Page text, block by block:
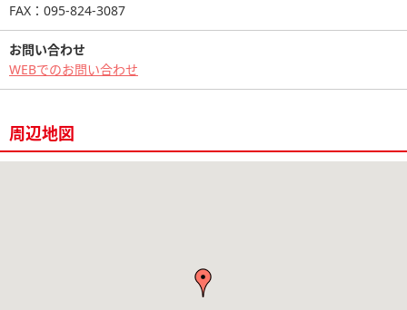
FAX：095-824-3087
お問い合わせ
WEBでのお問い合わせ
周辺地図